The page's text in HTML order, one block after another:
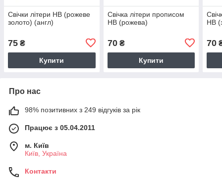
Свічки літери НВ (рожеве
золото) (англ)
75 ₴
Купити
Свічка літери прописом
НВ (рожева)
70₴
Купити
НВ
70
Про нас
98% позитивних з 249 відгуків за рік
Працює з 05.04.2011
м. Київ
Київ, Україна
Контакти